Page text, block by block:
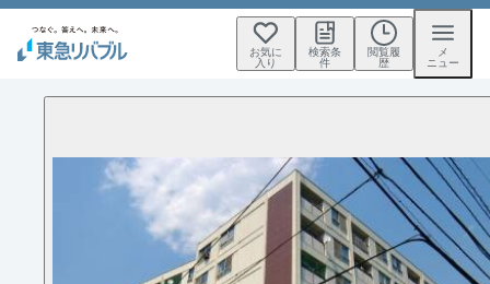
お気に
入り
検索条
件
閲覧履
歴
メ
ニュー